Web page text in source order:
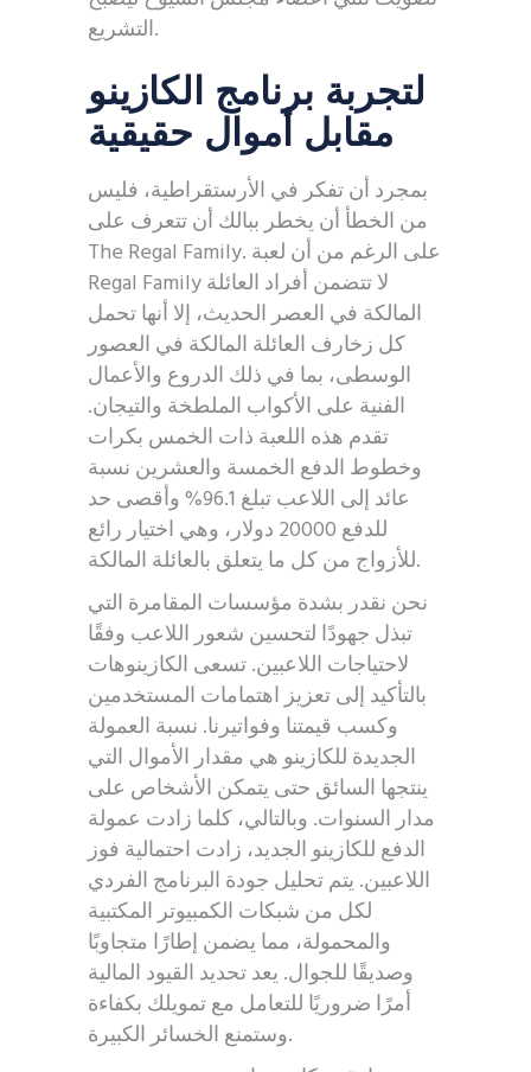
التشريع.
لتجربة برنامج الكازينو
مقابل أموال حقيقية
بمجرد أن تفكر في الأرستقراطية، فليس
من الخطأ أن يخطر ببالك أن تتعرف على
The Regal Family. على الرغم من أن لعبة
Regal Family لا تتضمن أفراد العائلة
المالكة في العصر الحديث، إلا أنها تحمل
كل زخارف العائلة المالكة في العصور
الوسطى، بما في ذلك الدروع والأعمال
الفنية على الأكواب الملطخة والتيجان.
تقدم هذه اللعبة ذات الخمس بكرات
وخطوط الدفع الخمسة والعشرين نسبة
عائد إلى اللاعب تبلغ 96.1% وأقصى حد
للدفع 20000 دولار، وهي اختيار رائع
للأزواج من كل ما يتعلق بالعائلة المالكة.
نحن نقدر بشدة مؤسسات المقامرة التي
تبذل جهودًا لتحسين شعور اللاعب وفقًا
لاحتياجات اللاعبين. تسعى الكازينوهات
بالتأكيد إلى تعزيز اهتمامات المستخدمين
وكسب قيمتنا وفواتيرنا. نسبة العمولة
الجديدة للكازينو هي مقدار الأموال التي
ينتجها السائق حتى يتمكن الأشخاص على
مدار السنوات. وبالتالي، كلما زادت عمولة
الدفع للكازينو الجديد، زادت احتمالية فوز
اللاعبين. يتم تحليل جودة البرنامج الفردي
لكل من شبكات الكمبيوتر المكتبية
والمحمولة، مما يضمن إطارًا متجاوبًا
وصديقًا للجوال. يعد تحديد القيود المالية
أمرًا ضروريًا للتعامل مع تمويلك بكفاءة
وستمنع الخسائر الكبيرة.